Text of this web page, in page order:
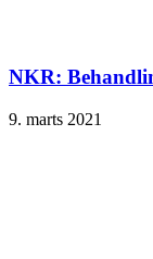
NKR:
9. marts 2021